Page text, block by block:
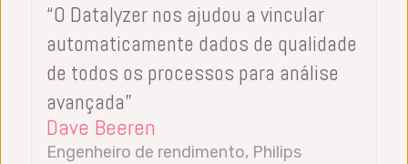
“O Datalyzer nos ajudou a vincular
automaticamente dados de qualidade
de todos os processos para análise
avançada”
Dave Beeren
Engenheiro de rendimento, Philips